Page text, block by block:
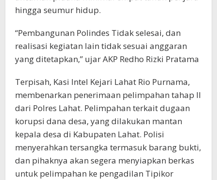
hingga seumur hidup.
“Pembangunan Polindes Tidak selesai, dan
realisasi kegiatan lain tidak sesuai anggaran
yang ditetapkan,” ujar AKP Redho Rizki Pratama
Terpisah, Kasi Intel Kejari Lahat Rio Purnama,
membenarkan penerimaan pelimpahan tahap II
dari Polres Lahat. Pelimpahan terkait dugaan
korupsi dana desa, yang dilakukan mantan
kepala desa di Kabupaten Lahat. Polisi
menyerahkan tersangka termasuk barang bukti,
dan pihaknya akan segera menyiapkan berkas
untuk pelimpahan ke pengadilan Tipikor